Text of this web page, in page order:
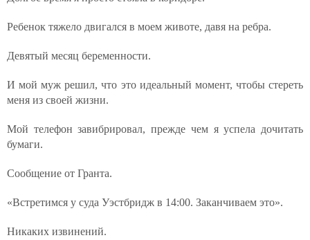
Ребенок тяжело двигался в моем животе, давя на ребра.
Девятый месяц беременности.
И мой муж решил, что это идеальный момент, чтобы стереть
меня из своей жизни.
Мой телефон завибрировал, прежде чем я успела дочитать
бумаги.
Сообщение от Гранта.
«Встретимся у суда Уэстбридж в 14:00. Заканчиваем это».
Никаких извинений.